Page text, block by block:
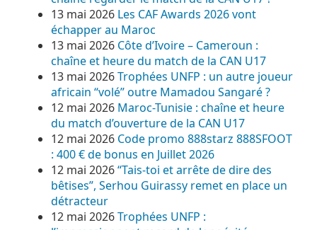
13 mai 2026 Les CAF Awards 2026 vont
échapper au Maroc
13 mai 2026 Côte d’Ivoire – Cameroun :
chaîne et heure du match de la CAN U17
13 mai 2026Trophées UNFP : un autre joueur
africain “volé” outre Mamadou Sangaré ?
12 mai 2026 Maroc-Tunisie : chaîne et heure
du match d’ouverture de la CAN U17
12 mai 2026 Code promo 888starz 888SFOOT
: 400 € de bonus en Juillet 2026
12 mai 2026“Tais-toi et arrête de dire des
bêtises”, Serhou Guirassy remet en place un
détracteur
12 mai 2026Trophées UNFP :